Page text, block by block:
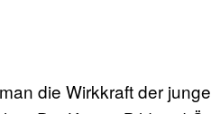
die Wirkkraft der